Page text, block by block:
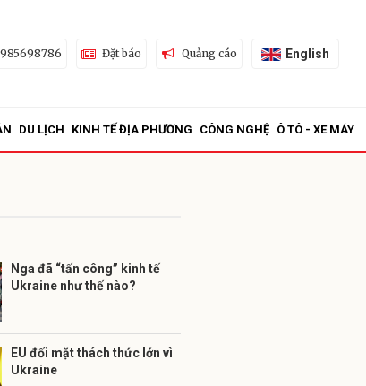
Đặt báo Quảng cáo English
DU LỊCH KINH TẾ ĐỊA PHƯƠNG CÔNG NGHỆ Ô TÔ - XE MÁY
Nga đã “tấn công” kinh tế
Ukraine như thế nào?
EU đối mặt thách thức lớn vì
Ukraine